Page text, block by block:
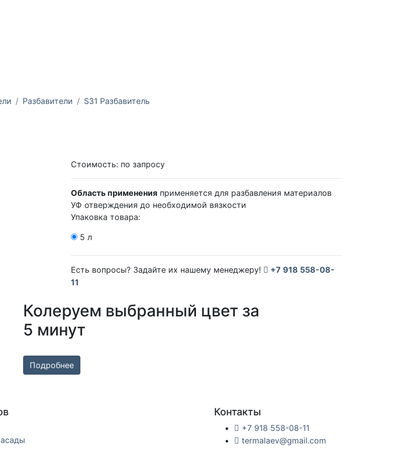
Разбавители S31 Разбавитель
Стоимость: по запросу
Область применения применяется для разбавления материалов
УФ отверждения до необходимой вязкости
Упаковка товара:
5 л
Есть вопросы? Задайте их нашему менеджеру!
+7 918 558-08-
11
Колеруем выбранный цвет за
5 минут
Подробнее
Контакты
+7 918 558-08-11
termalaev@gmail.com